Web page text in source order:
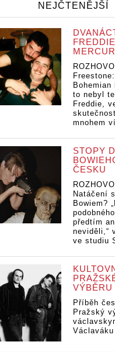
NEJČTENĚJŠÍ
Bohemian
to nebyl
Freddie,
mnohem
STOPY
ČESKU
Natáčení
Bowiem?
předtím
neviděli,“
ve studiu
VÝBĚRU
Příběh
Pražský
Václaváku